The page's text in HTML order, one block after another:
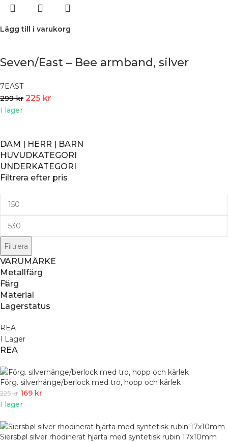
Lägg till i varukorg
Seven/East – Bee armband, silver
7EAST
299kr 225 kr
I lager
DAM | HERR | BARN
HUVUDKATEGORI
UNDERKATEGORI
Filtrera efter pris
Filtrera
VARUMÄRKE
Metallfärg
Färg
Material
Lagerstatus
REA
I Lager
REA
Förg. silverhänge/berlock med tro, hopp och kärlek
225kr 169 kr
I lager
Siersbøl silver rhodinerat hjärta med syntetisk rubin 17x10mm